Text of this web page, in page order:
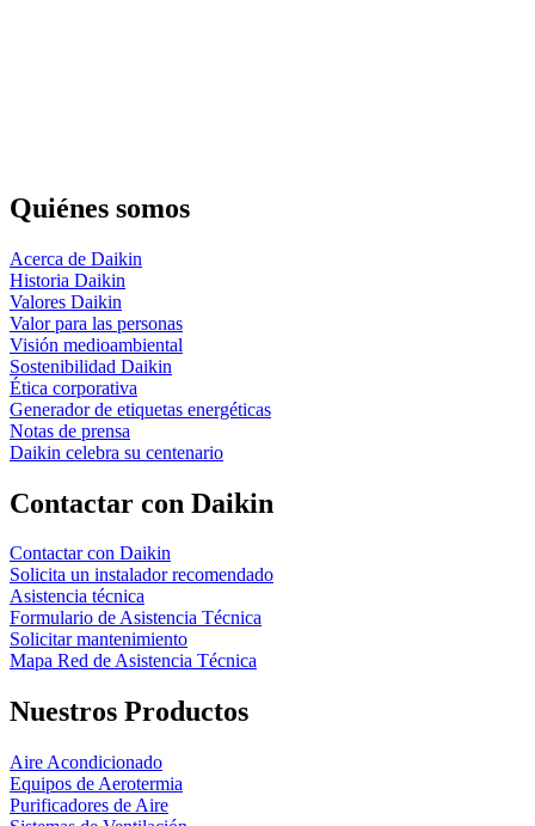
Quiénes somos
Acerca de Daikin
Historia Daikin
Valores Daikin
Valor para las personas
Visión medioambiental
Sostenibilidad Daikin
Ética corporativa
Generador de etiquetas energéticas
Notas de prensa
Daikin celebra su centenario
Contactar con Daikin
Contactar con Daikin
Solicita un instalador recomendado
Asistencia técnica
Formulario de Asistencia Técnica
Solicitar mantenimiento
Mapa Red de Asistencia Técnica
Nuestros Productos
Aire Acondicionado
Equipos de Aerotermia
Purificadores de Aire